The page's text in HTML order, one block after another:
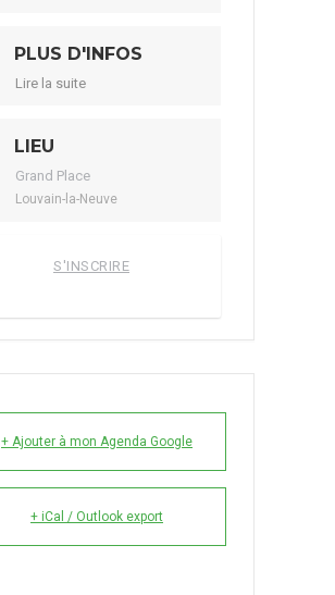
PLUS D'INFOS
Lire la suite
LIEU
Grand Place
Louvain-la-Neuve
S'INSCRIRE
+ Ajouter à mon Agenda Google
+ iCal / Outlook export